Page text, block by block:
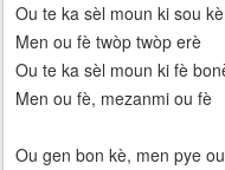
Ou te ka sèl moun ki sou
Men ou fè twòp twòp erè
Ou te ka sèl moun ki fè
Men ou fè, mezanmi ou fè
Ou gen bon kè, men pye